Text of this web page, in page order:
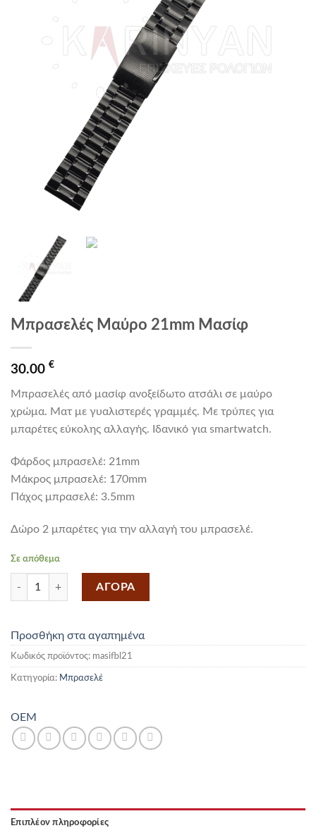
Μπρασελές Μαύρο 21mm Μασίφ
30.00 €
Μπρασελές από μασίφ ανοξείδωτο ατσάλι σε μαύρο
χρώμα. Ματ με γυαλιστερές γραμμές. Mε τρύπες για
μπαρέτες εύκολης αλλαγής. Iδανικό για smartwatch.
Φάρδος μπρασελέ: 21mm
Mάκρος μπρασελέ: 170mm
Πάχος μπρασελέ: 3.5mm
Δώρο 2 μπαρέτες για την αλλαγή του μπρασελέ.
Σε απόθεμα
Μπρασελές Μαύρο 21mm Μασίφ ποσότητα
ΑΓΟΡΑ
Προσθήκη στα αγαπημένα
Κωδικός προϊόντος: masifbl21
Κατηγορία: Μπρασελέ
OEM
Επιπλέον πληροφορίες